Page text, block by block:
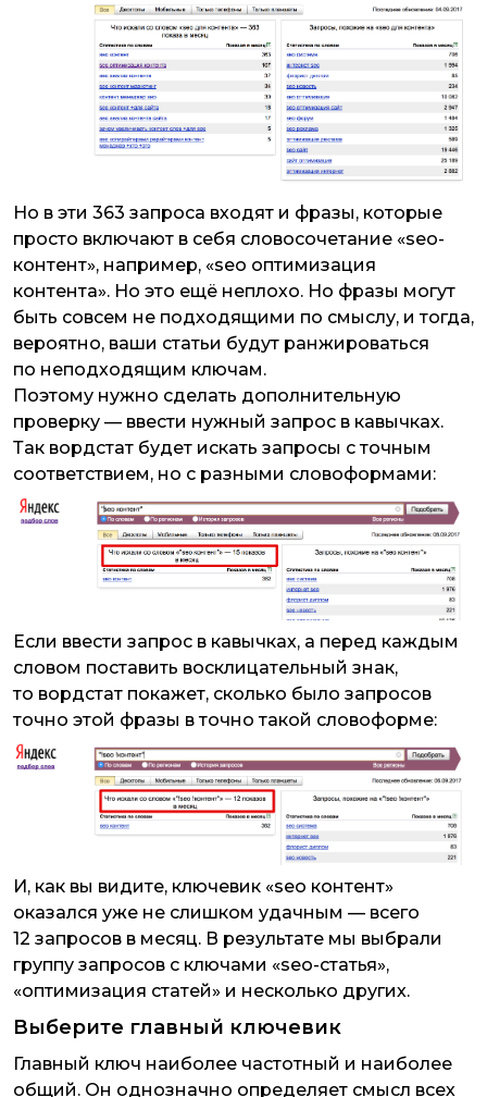
Но в эти 363 запроса входят и фразы, которые
просто включают в себя словосочетание «seo-
контент», например, «seo оптимизация
контента». Но это ещё неплохо. Но фразы могут
быть совсем не подходящими по смыслу, и тогда,
вероятно, ваши статьи будут ранжироваться
по неподходящим ключам.
Поэтому нужно сделать дополнительную
проверку — ввести нужный запрос в кавычках.
Так вордстат будет искать запросы с точным
соответствием, но с разными словоформами:
Если ввести запрос в кавычках, а перед каждым
словом поставить восклицательный знак,
то вордстат покажет, сколько было запросов
точно этой фразы в точно такой словоформе:
И, как вы видите, ключевик «seo контент»
оказался уже не слишком удачным — всего
12 запросов в месяц. В результате мы выбрали
группу запросов с ключами «seo-статья»,
«оптимизация статей» и несколько других.
Выберите главный ключевик
Главный ключ наиболее частотный и наиболее
общий. Он однозначно определяет смысл всех